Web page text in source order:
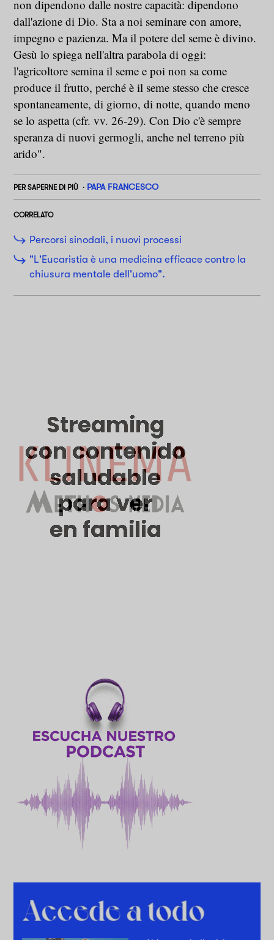
non dipendono dalle nostre capacità: dipendono
dall'azione di Dio. Sta a noi seminare con amore,
impegno e pazienza. Ma il potere del seme è divino.
Gesù lo spiega nell'altra parabola di oggi:
l'agricoltore semina il seme e poi non sa come
produce il frutto, perché è il seme stesso che cresce
spontaneamente, di giorno, di notte, quando meno
se lo aspetta (cfr. vv. 26-29). Con Dio c'è sempre
speranza di nuovi germogli, anche nel terreno più
arido".
PER SAPERNE DI PIÙ PAPA FRANCESCO
CORRELATO
Percorsi sinodali, i nuovi processi
"L'Eucaristia è una medicina efficace contro la
chiusura mentale dell'uomo".